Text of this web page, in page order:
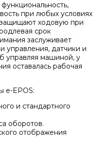
при любых условиях
ходовую при
срок
заслуживает
управления, датчики и
управляя машиной, у
оставалась рабочая
e-EPOS:
и стандартного
оборотов.
отображения